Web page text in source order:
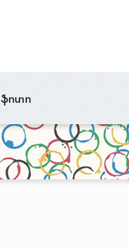
ֆոտո